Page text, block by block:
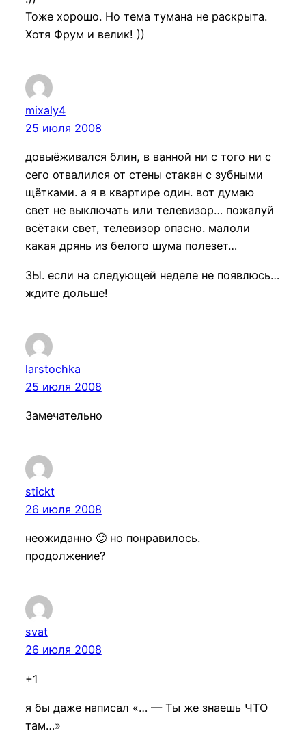
Тоже хорошо. Но тема тумана не раскрыта.
Хотя Фрум и велик! ))
mixaly4
25 июля 2008
довыёживался блин, в ванной ни с того ни с
сего отвалился от стены стакан с зубными
щётками. а я в квартире один. вот думаю
свет не выключать или телевизор… пожалуй
всётаки свет, телевизор опасно. малоли
какая дрянь из белого шума полезет…
ЗЫ. если на следующей неделе не появлюсь…
ждите дольше!
larstochka
25 июля 2008
Замечательно
stickt
26 июля 2008
неожиданно 🙂 но понравилось.
продолжение?
svat
26 июля 2008
+1
я бы даже написал «… — Ты же знаешь ЧТО
там…»